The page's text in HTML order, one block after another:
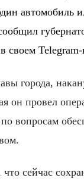
автомобиль
своем Telegram-
он провел
вопросам
сейчас